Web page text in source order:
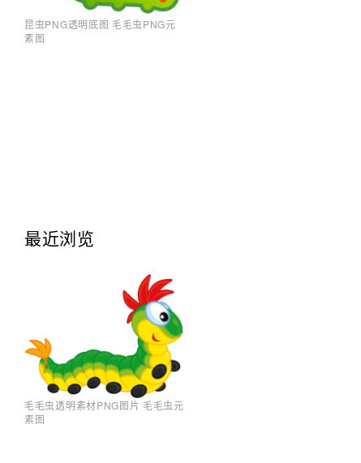
昆虫PNG透明底图 毛毛虫PNG元
素图
最近浏览
毛毛虫透明素材PNG图片 毛毛虫元
素图